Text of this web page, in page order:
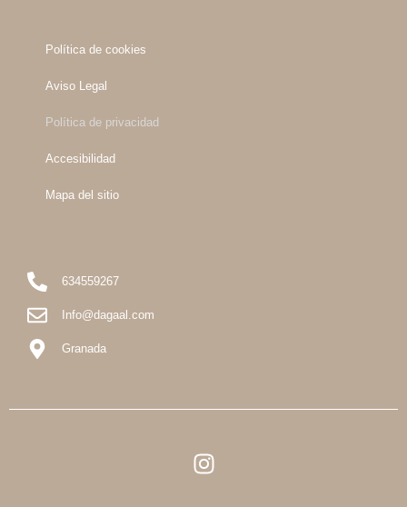
Política de cookies
Aviso Legal
Política de privacidad
Accesibilidad
Mapa del sitio
634559267
Info@dagaal.com
Granada
I
n